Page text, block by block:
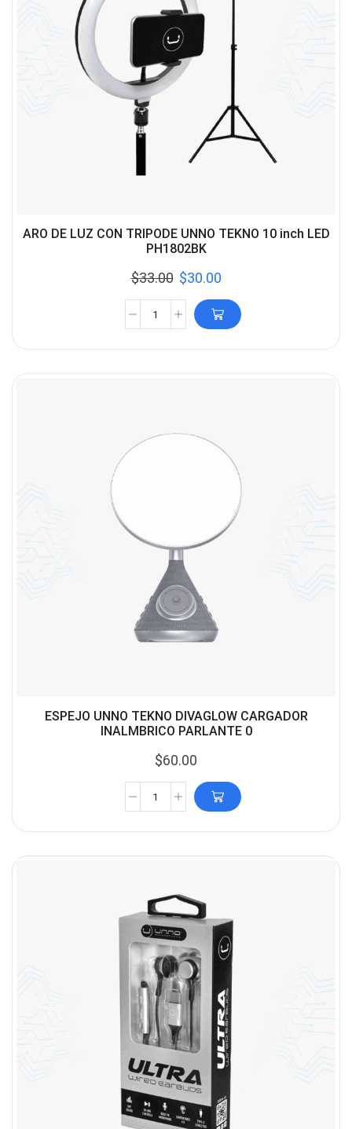
ARO DE LUZ CON TRIPODE UNNO TEKNO 10 inch LED
PH1802BK
$33.00 $30.00
ESPEJO UNNO TEKNO DIVAGLOW CARGADOR
INALMBRICO PARLANTE 0
$60.00